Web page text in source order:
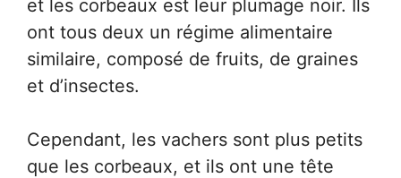
et les corbeaux est leur plumage noir. Ils
ont tous deux un régime alimentaire
similaire, composé de fruits, de graines
et d’insectes.
Cependant, les vachers sont plus petits
que les corbeaux, et ils ont une tête